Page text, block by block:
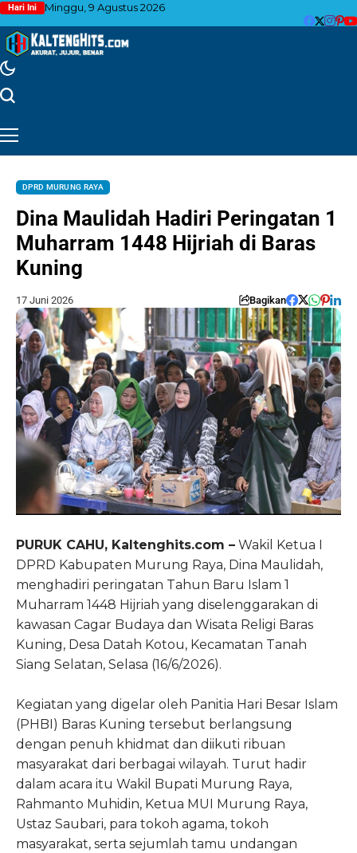
Hari Ini Minggu, 9 Agustus 2026
DPRD MURUNG RAYA
Dina Maulidah Hadiri Peringatan 1
Muharram 1448 Hijriah di Baras
Kuning
17 Juni 2026 Bagikan
PURUK CAHU, Kaltenghits.com – Wakil Ketua I
DPRD Kabupaten Murung Raya, Dina Maulidah,
menghadiri peringatan Tahun Baru Islam 1
Muharram 1448 Hijriah yang diselenggarakan di
kawasan Cagar Budaya dan Wisata Religi Baras
Kuning, Desa Datah Kotou, Kecamatan Tanah
Siang Selatan, Selasa (16/6/2026).
Kegiatan yang digelar oleh Panitia Hari Besar Islam
(PHBI) Baras Kuning tersebut berlangsung
dengan penuh khidmat dan diikuti ribuan
masyarakat dari berbagai wilayah. Turut hadir
dalam acara itu Wakil Bupati Murung Raya,
Rahmanto Muhidin, Ketua MUI Murung Raya,
Ustaz Saubari, para tokoh agama, tokoh
masyarakat, serta sejumlah tamu undangan